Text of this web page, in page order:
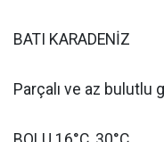
BATI KARADENİZ
Parçalı ve az bulutlu